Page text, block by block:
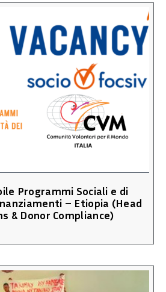
Programmi Sociali e di
– Etiopia (Head
& Donor Compliance)